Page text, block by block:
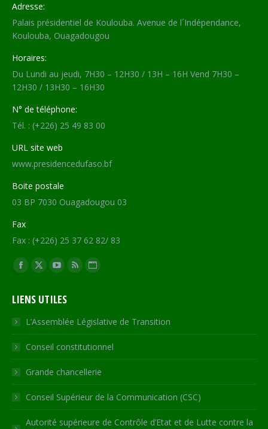
Adresse:
Palais présidentiel de Koulouba. Avenue de l´Indépendance,
Koulouba, Ouagadougou
Horaires:
Du Lundi au jeudi, 7H30 – 12H30 / 13H – 16H Vend 7H30 –
12H30 / 13H30 – 16H30
N° de téléphone:
Tél. : (+226) 25 49 83 00
URL site web
www.presidencedufaso.bf
Boite postale
03 BP 7030 Ouagadougou 03
Fax
Fax : (+226) 25 37 62 82/ 83
Trouvez nous sur :
Facebook
opens
in
new
window
X
opens
in
new
window
YouTube
opens
in
new
window
RSS
in
new
window
Site
opens
in
new
LIENS UTILES
L’Assemblée Législative de Transition
Conseil constitutionnel
Grande chancellerie
Conseil Supérieur de la Communication (CSC)
Autorité supérieure de Contrôle d’Etat et de Lutte contre la